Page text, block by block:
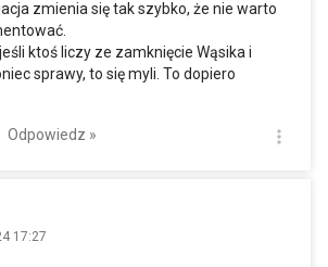
zmienia się tak szybko, że nie warto
ktoś liczy ze zamknięcie Wąsika i
sprawy, to się myli. To dopiero
Odpowiedz »
17:27